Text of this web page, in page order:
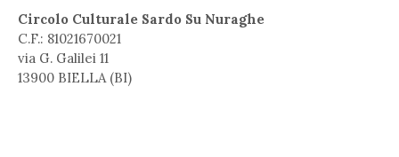
Circolo Culturale Sardo Su Nuraghe
C.F.: 81021670021
via G. Galilei 11
13900 BIELLA (BI)